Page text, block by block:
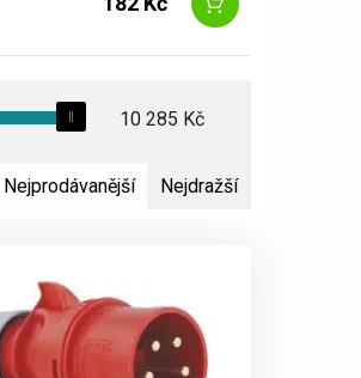
10 285 Kč
Nejprodávanější Nejdražší